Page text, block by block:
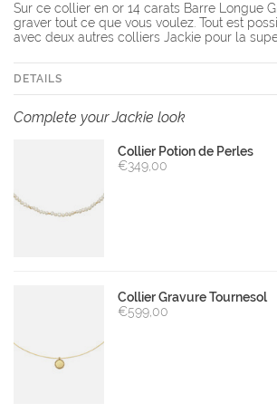
Sur ce collier en or 14 carats Barre Longue
graver tout ce que vous voulez. Tout est
avec deux autres colliers Jackie pour la
DETAILS
Complete your Jackie look
Collier Potion de Perles
€349,00
Collier Gravure Tournesol
€599,00